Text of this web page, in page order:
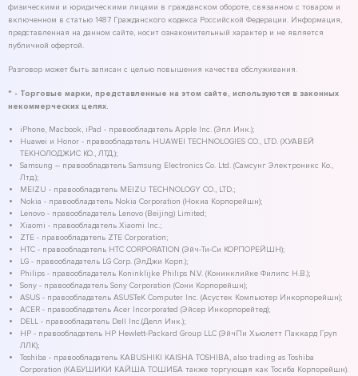
физическими и юридическими лицами в гражданском обороте, связанном с товаром и
включенном в статью 1487 Гражданского кодекса Российской Федерации. Информация,
представленная на данном сайте, носит ознакомительный характер и не является
публичной офертой.
Разговор может быть записан с целью повышения качества обслуживания.
* - Торговые марки, представленные на этом сайте, используются в законных
некоммерческих целях.
iPhone, Macbook, iPad - правообладатель Apple Inc. (Эпл Инк.);
Huawei и Honor - правообладатель HUAWEI TECHNOLOGIES CO., LTD. (ХУАВЕЙ
ТЕКНОЛОДЖИС КО., ЛТД.);
Samsung – правообладатель Samsung Electronics Co. Ltd. (Самсунг Электроникс Ко.,
Лтд.);
MEIZU - правообладатель MEIZU TECHNOLOGY CO., LTD.;
Nokia - правообладатель Nokia Corporation (Нокиа Корпорейшн);
Lenovo - правообладатель Lenovo (Beijing) Limited;
Xiaomi - правообладатель Xiaomi Inc.;
ZTE - правообладатель ZTE Corporation;
HTC - правообладатель HTC CORPORATION (Эйч-Ти-Си КОРПОРЕЙШН);
LG - правообладатель LG Corp. (ЭлДжи Корп.);
Philips - правообладатель Koninklijke Philips N.V. (Конинклийке Филипс Н.В.);
Sony - правообладатель Sony Corporation (Сони Корпорейшн);
ASUS - правообладатель ASUSTeK Computer Inc. (Асустек Компьютер Инкорпорейшн);
ACER - правообладатель Acer Incorporated (Эйсер Инкорпорейтед);
DELL - правообладатель Dell Inc.(Делл Инк.);
HP - правообладатель HP Hewlett-Packard Group LLC (ЭйчПи Хьюлетт Паккард Груп
ЛЛК);
Toshiba - правообладатель KABUSHIKI KAISHA TOSHIBA, also trading as Toshiba
Corporation (КАБУШИКИ КАЙША ТОШИБА также торгующая как Тосиба Корпорейшн).